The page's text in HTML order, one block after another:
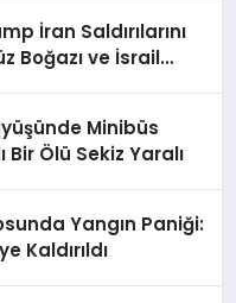
İran Saldırılarını
Boğazı ve İsrail
Minibüs
Bir Ölü Sekiz Yaralı
Yangın Paniği:
Kaldırıldı